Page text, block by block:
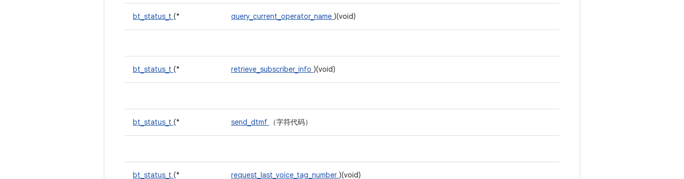
bt_status_t (* query_current_operator_name )(void)
bt_status_t (* retrieve_subscriber_info )(void)
bt_status_t (* send_dtmf （字符代码）
bt_status_t (* request_last_voice_tag_number )(void)